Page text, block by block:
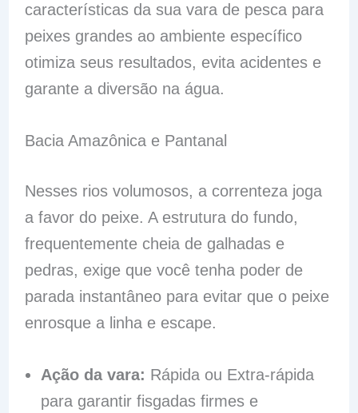
características da sua vara de pesca para
peixes grandes ao ambiente específico
otimiza seus resultados, evita acidentes e
garante a diversão na água.
Bacia Amazônica e Pantanal
Nesses rios volumosos, a correnteza joga
a favor do peixe. A estrutura do fundo,
frequentemente cheia de galhadas e
pedras, exige que você tenha poder de
parada instantâneo para evitar que o peixe
enrosque a linha e escape.
Ação da vara: Rápida ou Extra-rápida
para garantir fisgadas firmes e